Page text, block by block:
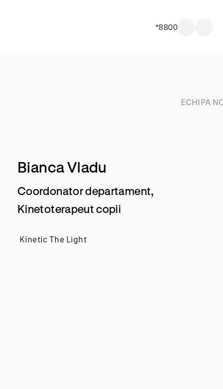
*8800
ECHIPA
Bianca Vladu
Coordonator departament,
Kinetoterapeut copii
Kinetic The Light